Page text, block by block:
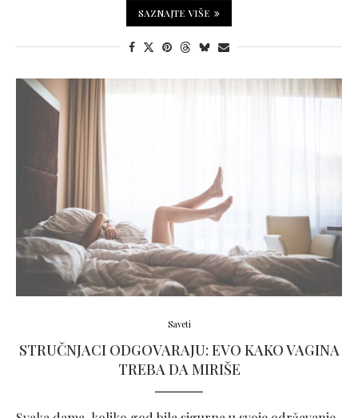
SAZNAJTE VIŠE
Saveti
STRUČNJACI ODGOVARAJU: EVO KAKO VAGINA
TREBA DA MIRIŠE